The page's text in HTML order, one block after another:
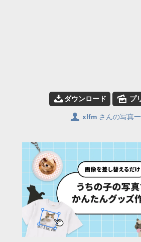
📥ダウンロード 🌄 プ
👤 xlfm さんの写真